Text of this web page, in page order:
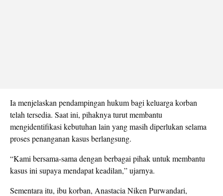
Ia menjelaskan pendampingan hukum bagi keluarga korban
telah tersedia. Saat ini, pihaknya turut membantu
mengidentifikasi kebutuhan lain yang masih diperlukan selama
proses penanganan kasus berlangsung.
“Kami bersama-sama dengan berbagai pihak untuk membantu
kasus ini supaya mendapat keadilan,” ujarnya.
Sementara itu, ibu korban, Anastacia Niken Purwandari,